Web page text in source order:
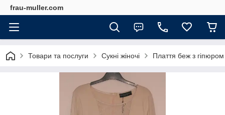
frau-muller.com
Товари та послуги Сукні жіночі Плаття беж з гіпюром